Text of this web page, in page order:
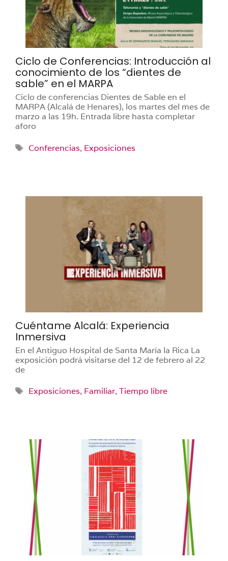
Ciclo de Conferencias: Introducción al
conocimiento de los “dientes de
sable” en el MARPA
Ciclo de conferencias Dientes de Sable en el
MARPA (Alcalá de Henares), los martes del mes de
marzo a las 19h. Entrada libre hasta completar
aforo
Etiquetas
Conferencias, Exposiciones
Cuéntame Alcalá: Experiencia
Inmersiva
En el Antiguo Hospital de Santa María la Rica La
exposición podrá visitarse del 12 de febrero al 22
de
Etiquetas
Exposiciones, Familiar, Tiempo libre